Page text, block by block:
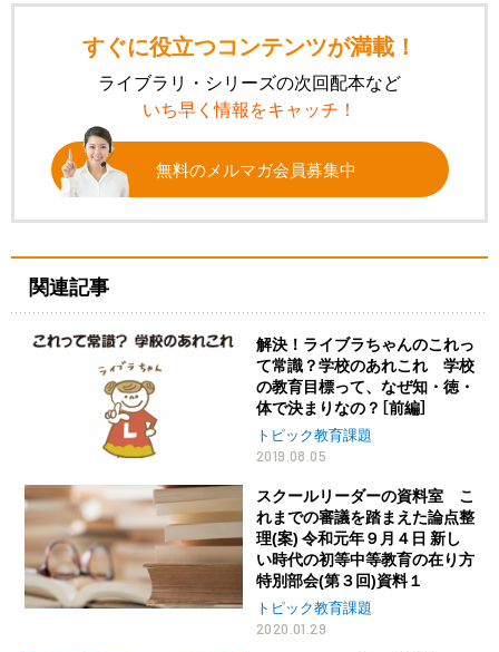
すぐに役立つコンテンツが満載！
ライブラリ・シリーズの次回配本など
いち早く情報をキャッチ！
無料のメルマガ会員募集中
関連記事
解決！ライブラちゃんのこれっ
て常識？学校のあれこれ 学校
の教育目標って、なぜ知・徳・
体で決まりなの？［前編］
トピック教育課題
2019.08.05
スクールリーダーの資料室 こ
れまでの審議を踏まえた論点整
理(案) 令和元年９月４日 新し
い時代の初等中等教育の在り方
特別部会(第３回)資料１
トピック教育課題
2020.01.29